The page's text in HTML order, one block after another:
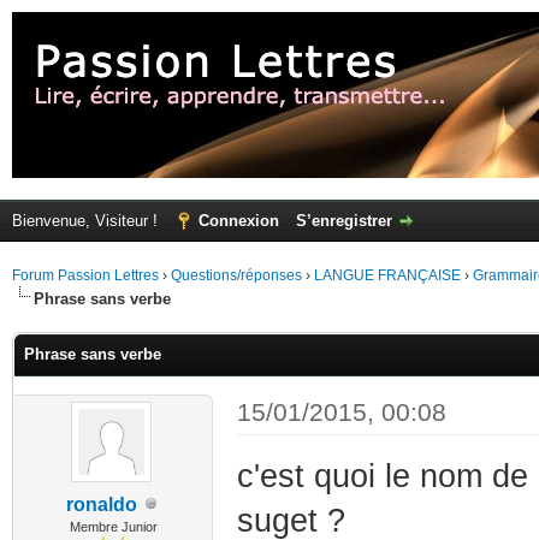
Bienvenue, Visiteur ! Connexion S’enregistrer
Forum Passion Lettres › Questions/réponses › LANGUE FRANÇAISE ›
Phrase sans verbe
Phrase sans verbe
ronaldo
Membre Junior
15/01/2015, 00:08
c'est quoi le nom
suget ?